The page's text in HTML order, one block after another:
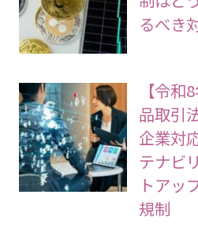
るべき
【令
品取引
企業対
テナビ
トアッ
規制